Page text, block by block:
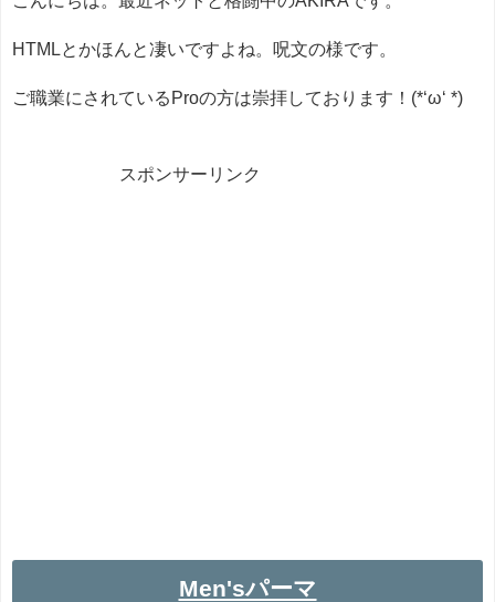
HTMLとかほんと凄いですよね。呪文の様です。
ご職業にされているProの方は崇拝しております！(*‘ω‘ *)
スポンサーリンク
Men'sパーマ